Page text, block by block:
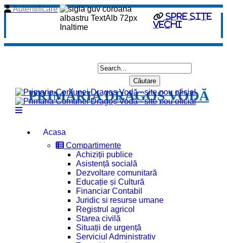
spre site
vechi
Autentificare
PRIMĂRIA DRAGOȘ VODĂ
Acasa
Compartimente
Achiziții publice
Asistență socială
Dezvoltare comunitară
Educație și Cultură
Financiar Contabil
Juridic si resurse umane
Registrul agricol
Starea civilă
Situații de urgență
Serviciul Administrativ